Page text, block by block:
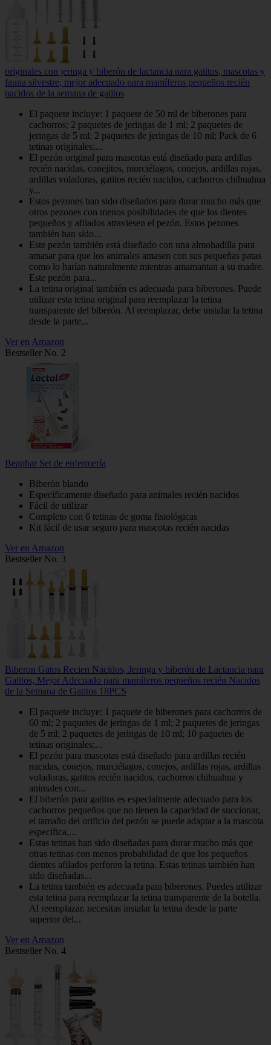
originales con jeringa y biberón de lactancia para gatitos, mascotas y
fauna silvestre, mejor adecuado para mamíferos pequeños recién
nacidos de la semana de gatitos
El paquete incluye: 1 paquete de 50 ml de biberones para
cachorros; 2 paquetes de jeringas de 1 ml; 2 paquetes de
jeringas de 5 ml; 2 paquetes de jeringas de 10 ml; Pack de 6
tetinas originales;...
El pezón original para mascotas está diseñado para ardillas
recién nacidas, conejitos, murciélagos, conejos, ardillas rojas,
ardillas voladoras, gatitos recién nacidos, cachorros chihuahua
y...
Estos pezones han sido diseñados para durar mucho más que
otros pezones con menos posibilidades de que los dientes
pequeños y afilados atraviesen el pezón. Estos pezones
también han sido...
Este pezón también está diseñado con una almohadilla para
amasar para que los animales amasen con sus pequeñas patas
como lo harían naturalmente mientras amamantan a su madre.
Este pezón para...
La tetina original también es adecuada para biberones. Puede
utilizar esta tetina original para reemplazar la tetina
transparente del biberón. Al reemplazar, debe instalar la tetina
desde la parte...
Ver en Amazon
Bestseller No. 2
Beaphar Set de enfermería
Biberón blando
Específicamente diseñado para animales recién nacidos
Fácil de utilizar
Completo con 6 tetinas de goma fisiológicas
Kit fácil de usar seguro para mascotas recién nacidas
Ver en Amazon
Bestseller No. 3
Biberon Gatos Recien Nacidos, Jeringa y biberón de Lactancia para
Gatitos, Mejor Adecuado para mamíferos pequeños recién Nacidos
de la Semana de Gatitos 18PCS
El paquete incluye: 1 paquete de biberones para cachorros de
60 ml; 2 paquetes de jeringas de 1 ml; 2 paquetes de jeringas
de 5 ml; 2 paquetes de jeringas de 10 ml; 10 paquetes de
tetinas originales;...
El pezón para mascotas está diseñado para ardillas recién
nacidas, conejos, murciélagos, conejos, ardillas rojas, ardillas
voladoras, gatitos recién nacidos, cachorros chihuahua y
animales con...
El biberón para gatitos es especialmente adecuado para los
cachorros pequeños que no tienen la capacidad de succionar,
el tamaño del orificio del pezón se puede adaptar a la mascota
específica,...
Estas tetinas han sido diseñadas para durar mucho más que
otras tetinas con menos probabilidad de que los pequeños
dientes afilados perforen la tetina. Estas tetinas también han
sido diseñadas...
La tetina también es adecuada para biberones. Puedes utilizar
esta tetina para reemplazar la tetina transparente de la botella.
Al reemplazar, necesitas instalar la tetina desde la parte
superior del...
Ver en Amazon
Bestseller No. 4